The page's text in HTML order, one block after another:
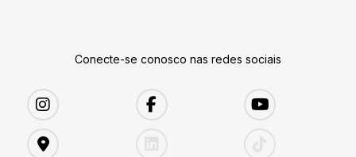
Conecte-se conosco nas redes sociais